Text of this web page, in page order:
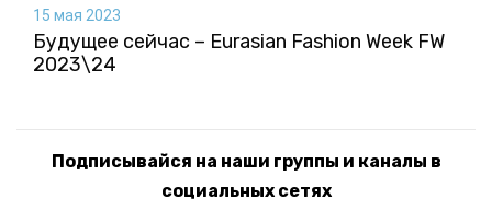
15 мая 2023
Будущее сейчас – Eurasian Fashion Week FW
2023\24
Подписывайся на наши группы и каналы в
социальных сетях